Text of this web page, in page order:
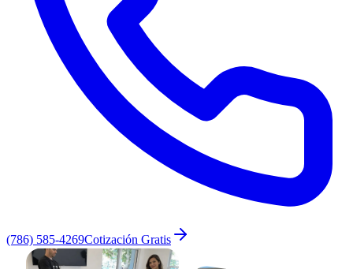
(786) 585-4269Cotización Gratis